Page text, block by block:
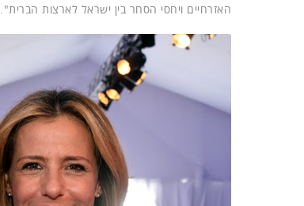
האזרחיים ויחסי הסחר בין ישראל לארצות הברית".